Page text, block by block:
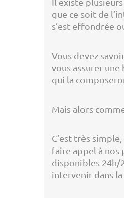
que ce soit de
s’est effondrée
Vous devez
vous assurer
qui la
Mais alors
C’est très
faire appel à nos
disponibles 24h/
intervenir dans